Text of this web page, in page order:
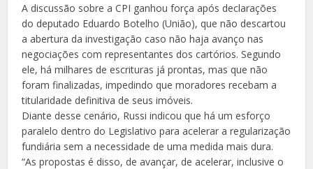
A discussão sobre a CPI ganhou força após declarações
do deputado Eduardo Botelho (União), que não descartou
a abertura da investigação caso não haja avanço nas
negociações com representantes dos cartórios. Segundo
ele, há milhares de escrituras já prontas, mas que não
foram finalizadas, impedindo que moradores recebam a
titularidade definitiva de seus imóveis.
Diante desse cenário, Russi indicou que há um esforço
paralelo dentro do Legislativo para acelerar a regularização
fundiária sem a necessidade de uma medida mais dura.
“As propostas é disso, de avançar, de acelerar, inclusive o